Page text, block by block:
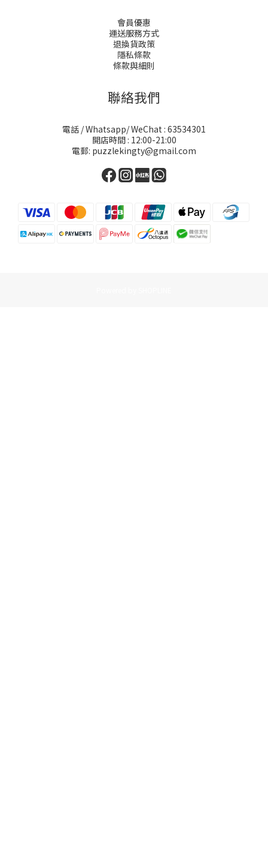
會員優惠
運送服務方式
退換貨政策
隱私條款
條款與細則
聯絡我們
電話 / Whatsapp/ WeChat : 63534301
開店時間 : 12:00-21:00
電郵: puzzlekingty@gmail.com